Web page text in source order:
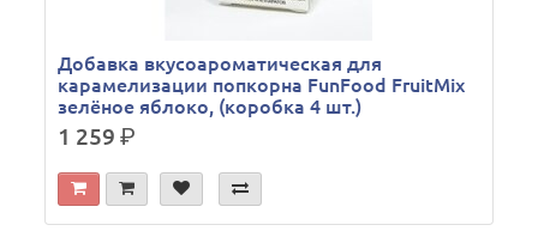
Добавка вкусоароматическая для
карамелизации попкорна FunFood FruitMix
зелёное яблоко, (коробка 4 шт.)
1 259р.